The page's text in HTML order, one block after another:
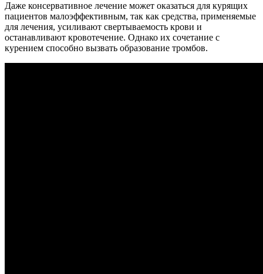
Даже консервативное лечение может оказаться для курящих
пациентов малоэффективным, так как средства, применяемые
для лечения, усиливают свертываемость крови и
останавливают кровотечение. Однако их сочетание с
курением способно вызвать образование тромбов.